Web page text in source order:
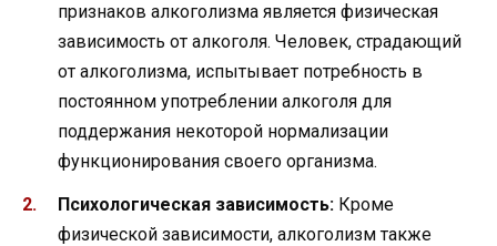
признаков алкоголизма является физическая
зависимость от алкоголя. Человек, страдающий
от алкоголизма, испытывает потребность в
постоянном употреблении алкоголя для
поддержания некоторой нормализации
функционирования своего организма.
Психологическая зависимость: Кроме
физической зависимости, алкоголизм также